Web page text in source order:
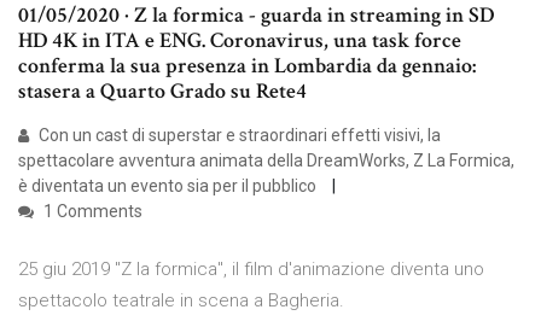
01/05/2020 · Z la formica - guarda in streaming in SD
HD 4K in ITA e ENG. Coronavirus, una task force
conferma la sua presenza in Lombardia da gennaio:
stasera a Quarto Grado su Rete4
Con un cast di superstar e straordinari effetti visivi, la
spettacolare avventura animata della DreamWorks, Z La Formica,
è diventata un evento sia per il pubblico
1 Comments
25 giu 2019 "Z la formica", il film d'animazione diventa uno
spettacolo teatrale in scena a Bagheria.